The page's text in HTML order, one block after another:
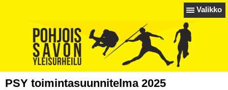
Valikko
PSY toimintasuunnitelma 2025